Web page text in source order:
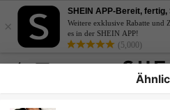
×
SHEIN APP-Bereit, fertig,
Weitere exklusive Rabatte und
es in der SHEIN APP!
(5,000)